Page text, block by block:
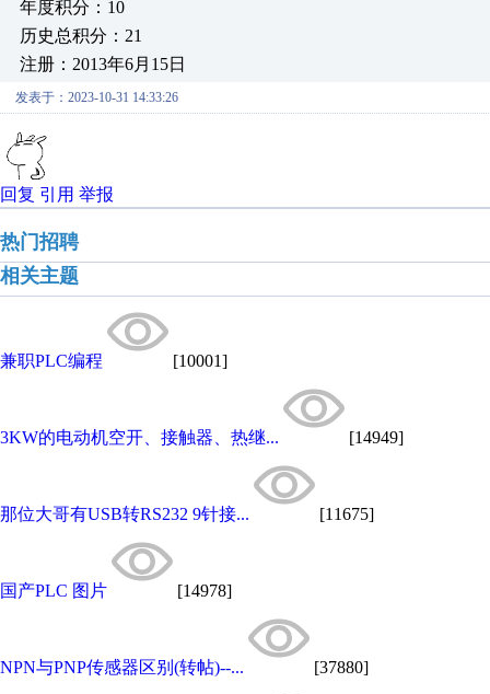
年度积分：10
历史总积分：21
注册：2013年6月15日
发表于：2023-10-31 14:33:26
回复 引用 举报
热门招聘
相关主题
兼职PLC编程 [10001]
3KW的电动机空开、接触器、热继... [14949]
那位大哥有USB转RS232 9针接... [11675]
国产PLC 图片 [14978]
NPN与PNP传感器区别(转帖)--... [37880]